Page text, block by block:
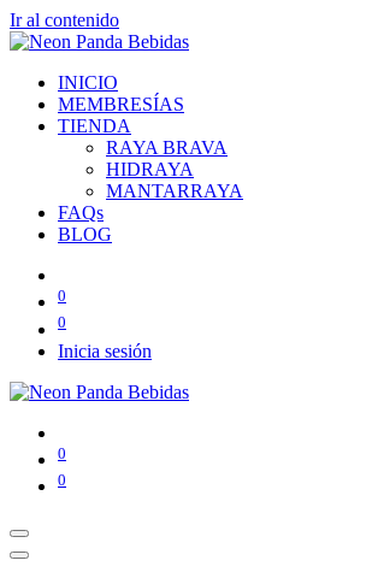
Ir al contenido
INICIO
MEMBRESÍAS
TIENDA
RAYA BRAVA
HIDRAYA
MANTARRAYA
FAQs
BLOG
0
0
Inicia sesión
0
0